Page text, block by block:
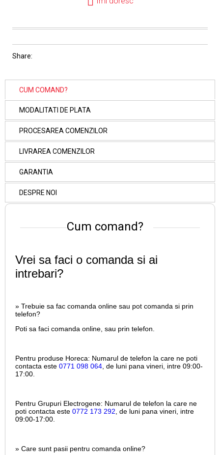
Share:
CUM COMAND?
MODALITATI DE PLATA
PROCESAREA COMENZILOR
LIVRAREA COMENZILOR
GARANTIA
DESPRE NOI
Cum comand?
Vrei sa faci o comanda si ai
intrebari?
» Trebuie sa fac comanda online sau pot comanda si prin
telefon?
Poti sa faci comanda online, sau prin telefon.
Pentru produse Horeca: Numarul de telefon la care ne poti
contacta este 0771 098 064, de luni pana vineri, intre 09:00-
17:00.
Pentru Grupuri Electrogene: Numarul de telefon la care ne
poti contacta este 0772 173 292, de luni pana vineri, intre
09:00-17:00.
» Care sunt pasii pentru comanda online?